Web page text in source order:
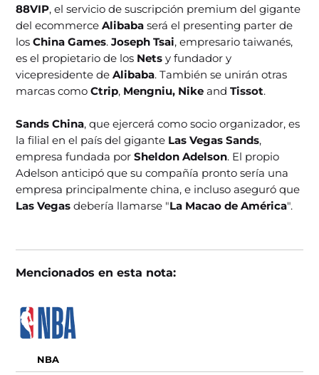
88VIP, el servicio de suscripción premium del gigante
del ecommerceAlibabaserá el presenting parter de
losChina Games.Joseph Tsai, empresario taiwanés,
es el propietario de los Netsy fundador y
vicepresidente deAlibaba. También se unirán otras
marcas comoCtrip, Mengniu, NikeandTissot.
Sands China, que ejercerá como socio organizador, es
la filial en el país del gigante Las Vegas Sands,
empresa fundada porSheldon Adelson. El propio
Adelson anticipó que su compañía pronto sería una
empresa principalmente china, e incluso aseguró que
Las Vegasdebería llamarse "La Macao de América".
Mencionados en esta nota:
NBA